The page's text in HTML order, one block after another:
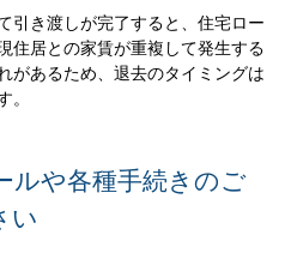
引き渡しが完了すると、住宅ロー
住居との家賃が重複して発生する
があるため、退去のタイミングは
。
ルや各種手続きのご
い